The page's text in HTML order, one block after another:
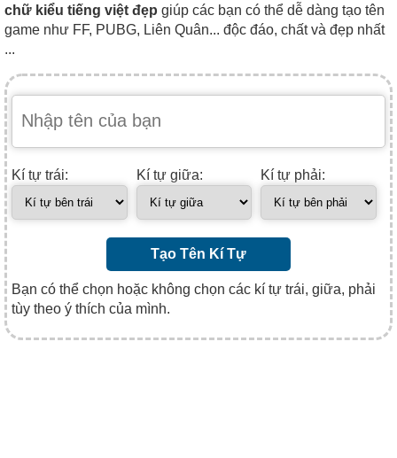
chữ kiểu tiếng việt đẹp giúp các bạn có thể dễ dàng tạo tên
game như FF, PUBG, Liên Quân... độc đáo, chất và đẹp nhất
...
Kí tự trái: Kí tự giữa: Kí tự phải:
Tạo Tên Kí Tự
Bạn có thể chọn hoặc không chọn các kí tự trái, giữa, phải
tùy theo ý thích của mình.